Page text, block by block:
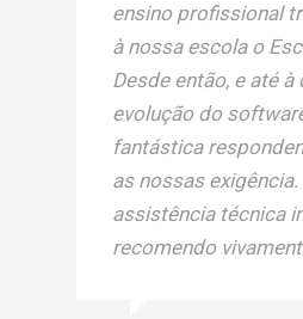
ensino profissional
à nossa escola o
Desde então, e até à
evolução do
fantástica
as nossas
assistência técnica
recomendo